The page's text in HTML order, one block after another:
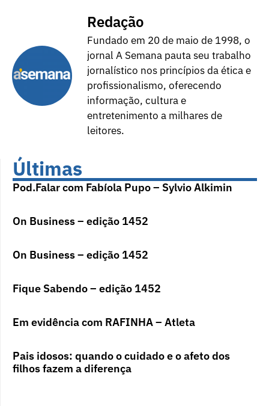
Redação
Fundado em 20 de maio de 1998, o
jornal A Semana pauta seu trabalho
jornalístico nos princípios da ética e
profissionalismo, oferecendo
informação, cultura e
entretenimento a milhares de
leitores.
Últimas
Pod.Falar com Fabíola Pupo – Sylvio Alkimin
On Business – edição 1452
On Business – edição 1452
Fique Sabendo – edição 1452
Em evidência com RAFINHA – Atleta
Pais idosos: quando o cuidado e o afeto dos
filhos fazem a diferença